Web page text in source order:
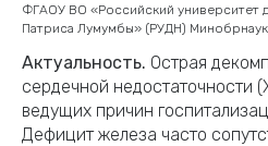
ФГАОУ ВО «Российский университет
Патриса Лумумбы» (РУДН)
Актуальность. Острая
сердечной недостаточности
ведущих причин
Дефицит железа часто